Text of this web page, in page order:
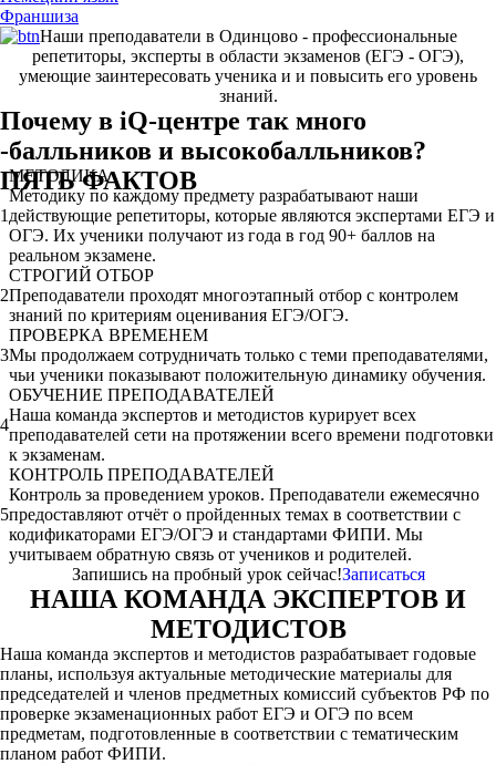
Франшиза
Наши преподаватели в Одинцово - профессиональные
репетиторы, эксперты в области экзаменов (ЕГЭ - ОГЭ),
умеющие заинтересовать ученика и и повысить его уровень
знаний.
Почему в iQ-центре так много
-балльников и высокобалльников?
ПЯТЬ ФАКТОВ
1
МЕТОДИКА
Методику по каждому предмету разрабатывают наши
действующие репетиторы, которые являются экспертами ЕГЭ и
ОГЭ. Их ученики получают из года в год 90+ баллов на
реальном экзамене.
2
СТРОГИЙ ОТБОР
Преподаватели проходят многоэтапный отбор с контролем
знаний по критериям оценивания ЕГЭ/ОГЭ.
3
ПРОВЕРКА ВРЕМЕНЕМ
Мы продолжаем сотрудничать только с теми преподавателями,
чьи ученики показывают положительную динамику обучения.
4
ОБУЧЕНИЕ ПРЕПОДАВАТЕЛЕЙ
Наша команда экспертов и методистов курирует всех
преподавателей сети на протяжении всего времени подготовки
к экзаменам.
5
КОНТРОЛЬ ПРЕПОДАВАТЕЛЕЙ
Контроль за проведением уроков. Преподаватели ежемесячно
предоставляют отчёт о пройденных темах в соответствии с
кодификаторами ЕГЭ/ОГЭ и стандартами ФИПИ. Мы
учитываем обратную связь от учеников и родителей.
Запишись на пробный урок сейчас!Записаться
НАША КОМАНДА ЭКСПЕРТОВ И
МЕТОДИСТОВ
Наша команда экспертов и методистов разрабатывает годовые
планы, используя актуальные методические материалы для
председателей и членов предметных комиссий субъектов РФ по
проверке экзаменационных работ ЕГЭ и ОГЭ по всем
предметам, подготовленные в соответствии с тематическим
планом работ ФИПИ.